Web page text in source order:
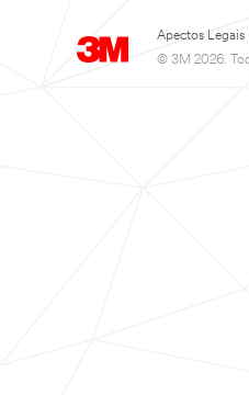
Apectos Legais
© 3M 2026.